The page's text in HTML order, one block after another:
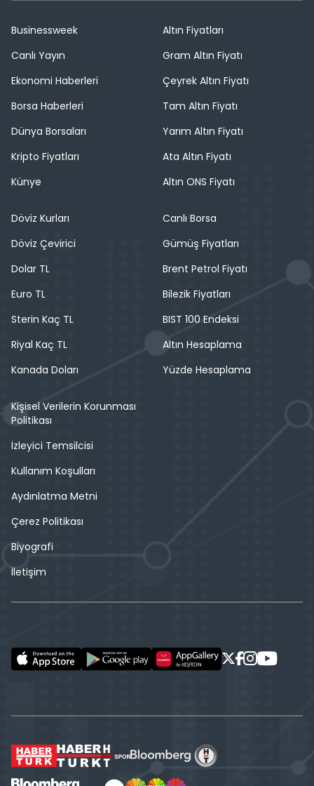
Businessweek
Canlı Yayın
Ekonomi Haberleri
Borsa Haberleri
Dünya Borsaları
Kripto Fiyatları
Künye
Altın Fiyatları
Gram Altın Fiyatı
Çeyrek Altın Fiyatı
Tam Altın Fiyatı
Yarım Altın Fiyatı
Ata Altın Fiyatı
Altın ONS Fiyatı
Döviz Kurları
Döviz Çevirici
Dolar TL
Euro TL
Sterin Kaç TL
Riyal Kaç TL
Kanada Doları
Canlı Borsa
Gümüş Fiyatları
Brent Petrol Fiyatı
Bilezik Fiyatları
BIST 100 Endeksi
Altın Hesaplama
Yüzde Hesaplama
Kişisel Verilerin Korunması
Politikası
İzleyici Temsilcisi
Kullanım Koşulları
Aydınlatma Metni
Çerez Politikası
Biyografi
İletişim